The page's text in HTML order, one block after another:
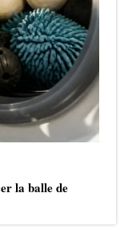
la balle de